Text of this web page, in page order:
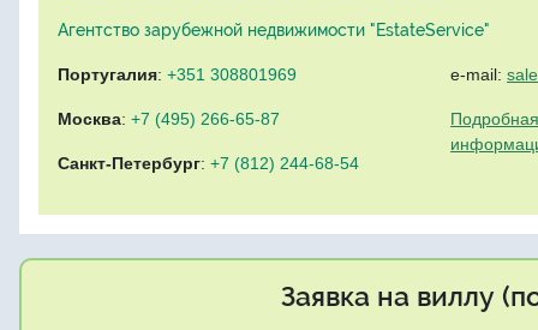
Агентство зарубежной недвижимости "EstateService"
Португалия: +351 308801969
Москва: +7 (495) 266-65-87
Санкт-Петербург: +7 (812) 244-68-54
e-mail:
Заявка на виллу